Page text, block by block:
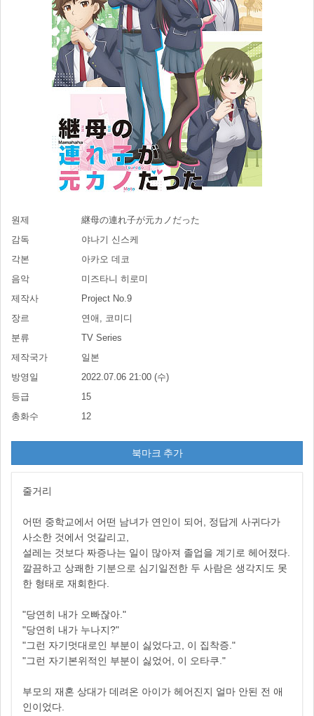
원제
継母の連れ子が元カノだった
감독
야나기 신스케
각본
아카오 데코
음악
미즈타니 히로미
제작사
Project No.9
장르
연애, 코미디
분류
TV Series
제작국가
일본
방영일
2022.07.06 21:00 (수)
등급
15
총화수
12
북마크 추가
줄거리
어떤 중학교에서 어떤 남녀가 연인이 되어, 정답게 사귀다가
사소한 것에서 엇갈리고,
설레는 것보다 짜증나는 일이 많아져 졸업을 계기로 헤어졌다.
깔끔하고 상쾌한 기분으로 심기일전한 두 사람은 생각지도 못
한 형태로 재회한다.
"당연히 내가 오빠잖아."
"당연히 내가 누나지?"
"그런 자기멋대로인 부분이 싫었다고, 이 집착증."
"그런 자기본위적인 부분이 싫었어, 이 오타쿠."
부모의 재혼 상대가 데려온 아이가 헤어진지 얼마 안된 전 애
인이었다.